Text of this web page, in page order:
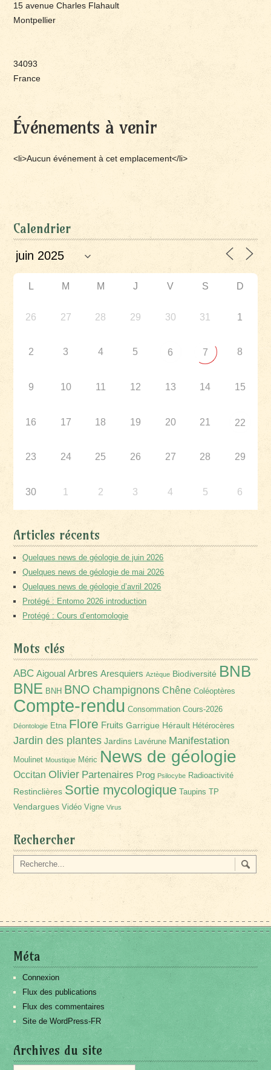
15 avenue Charles Flahault
Montpellier
34093
France
Événements à venir
<li>Aucun événement à cet emplacement</li>
Calendrier
L M M J V S D
26 27 28 29 30 31 1
2 3 4 5 6 7 8
9 10 11 12 13 14 15
16 17 18 19 20 21 22
23 24 25 26 27 28 29
30 1 2 3 4 5 6
Articles récents
Quelques news de géologie de juin 2026
Quelques news de géologie de mai 2026
Quelques news de géologie d’avril 2026
Protégé : Entomo 2026 introduction
Protégé : Cours d’entomologie
Mots clés
ABC Aigoual Arbres Aresquiers Aztèque Biodiversité BNB
BNE BNH BNO Champignons Chêne Coléoptères
Compte-rendu Consommation Cours-2026
Déontologie Etna Flore Fruits Garrigue Hérault Hétérocères
Jardin des plantes Jardins Lavérune Manifestation
Moulinet Moustique Méric News de géologie
Occitan Olivier Partenaires Prog Psilocybe Radioactivité
Restinclières Sortie mycologique Taupins TP
Vendargues Vidéo Vigne Virus
Rechercher
Méta
Connexion
Flux des publications
Flux des commentaires
Site de WordPress-FR
Archives du site